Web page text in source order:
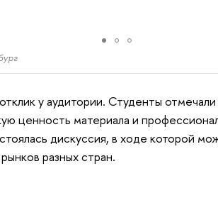
у аудитории. Студенты
ценность материала и
дискуссия, в ходе которой
разных стран.